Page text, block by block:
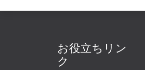
お役立ちリン
ク